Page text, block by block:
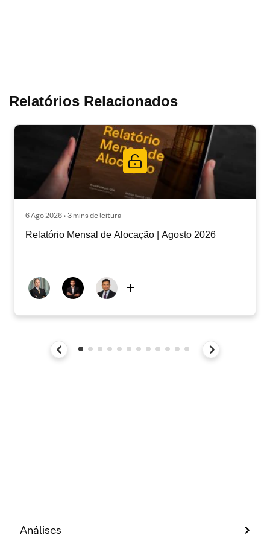
Relatórios Relacionados
6 Ago 2026 • 3 mins de leitura
Relatório Mensal de Alocação | Agosto 2026
Análises